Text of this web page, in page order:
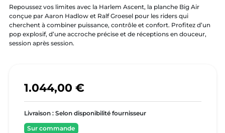
Repoussez vos limites avec la Harlem Ascent, la planche Big Air
conçue par Aaron Hadlow et Ralf Groesel pour les riders qui
cherchent à combiner puissance, contrôle et confort. Profitez d’un
pop explosif, d’une accroche précise et de réceptions en douceur,
session après session.
1.044,00 €
Livraison : Selon disponibilité fournisseur
Sur commande